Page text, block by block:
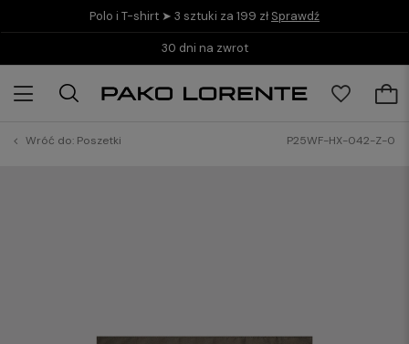
Polo i T-shirt ➤ 3 sztuki za 199 zł Sprawdź
30 dni na zwrot
Wróć do: Poszetki P25WF-HX-042-Z-0